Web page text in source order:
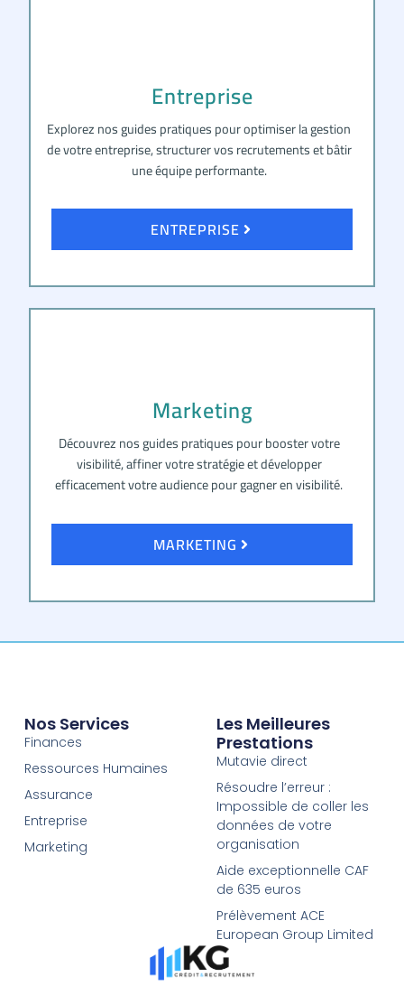
Entreprise
Explorez nos guides pratiques pour optimiser la gestion
de votre entreprise, structurer vos recrutements et bâtir
une équipe performante.
ENTREPRISE
Marketing
Découvrez nos guides pratiques pour booster votre
visibilité, affiner votre stratégie et développer
efficacement votre audience pour gagner en visibilité.
MARKETING
Nos Services
Finances
Ressources Humaines
Assurance
Entreprise
Marketing
Les Meilleures
Prestations
Mutavie direct
Résoudre l’erreur :
Impossible de coller les
données de votre
organisation
Aide exceptionnelle CAF
de 635 euros
Prélèvement ACE
European Group Limited